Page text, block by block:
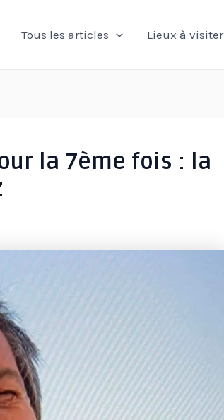
Tous les articles Lieux à visiter
la 7ème fois : la